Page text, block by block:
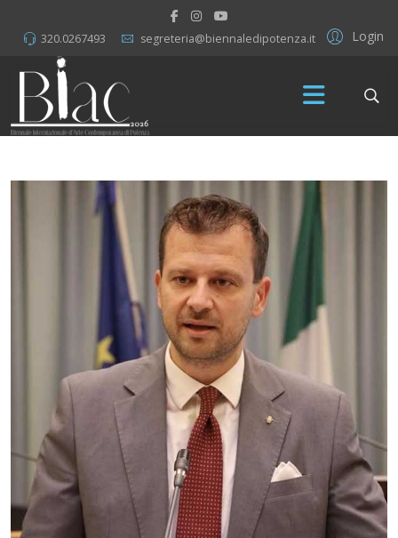
Login
320.0267493 segreteria@biennaledipotenza.it